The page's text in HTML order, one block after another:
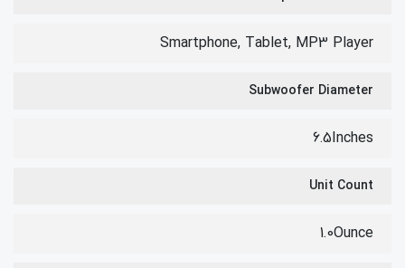
Smartphone, Tablet, MP3 Player
Subwoofer Diameter
6.5Inches
Unit Count
1.0Ounce